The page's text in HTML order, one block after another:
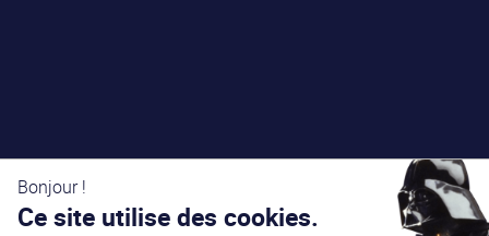
Bonjour !
Ce site utilise des cookies.